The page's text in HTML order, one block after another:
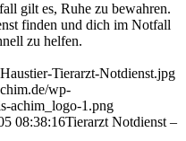
gilt es, Ruhe zu bewahren.
finden und dich im Notfall
zu helfen.
Tierarzt-Notdienst.jpg
wp-
achim_logo-1.png
08:38:16Tierarzt Notdienst –